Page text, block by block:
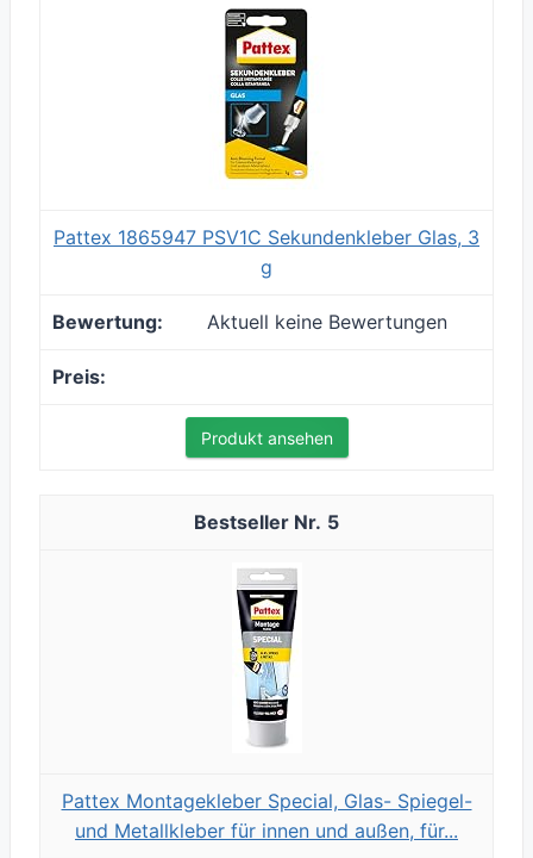
Pattex 1865947 PSV1C Sekundenkleber Glas, 3
g
Aktuell keine Bewertungen
Produkt ansehen
5
Pattex Montagekleber Special, Glas- Spiegel-
und Metallkleber für innen und außen, für...